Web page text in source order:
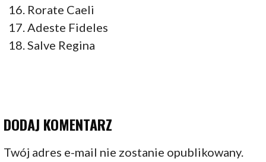
Rorate Caeli
Adeste Fideles
Salve Regina
DODAJ KOMENTARZ
Twój adres e-mail nie zostanie opublikowany.